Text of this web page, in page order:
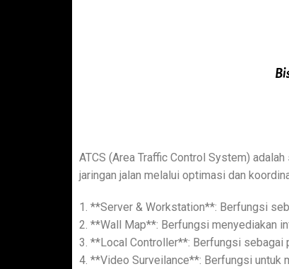
ATCS (Area Traffic Control System)
jaringan jalan melalui optimasi dan
1. **Server & Workstation**: Berfungsi
2. **Wall Map**: Berfungsi menyediakan
3. **Local Controller**: Berfungsi sebagai
4. **Video Surveilance**: Berfungsi untuk